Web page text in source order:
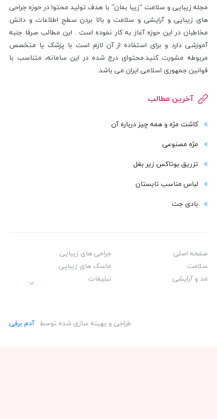
مجله زیبایی و سلامت “زیبا بمان” با هدف تولید محتوا در حوزه جراحی
های زیبایی و آرایشی و سلامت و بالا بردن سطح اطلاعات و دانش
مخاطبان در این حوزه آغاز به کار نموده است . این مطالب صرفا جنبه
آموزشی دارد و برای استفاده از آن لازم است با پزشک یا متخصص
مربوطه مشورت کنید.محتوای درج شده در این سامانه، متناسب با
قوانین جمهوری اسلامی ایران می باشد.
آخرین مطالب
کاشت مژه و همه چیز درباره آن
مژه مصنوعی
تزریق بوتاکس زیر بغل
لباس مناسب تابستان
بادی‌ جت
صفحه اصلی
جراحی های زیبایی
سلامت
ماسک های زیبایی
مد و آرایشی
تبلیغات
طراحی و بهینه سازی شده توسط :آدم برفی